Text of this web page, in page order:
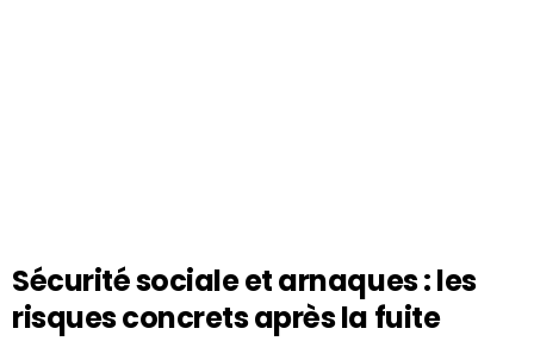
Sécurité sociale et arnaques : les
risques concrets après la fuite